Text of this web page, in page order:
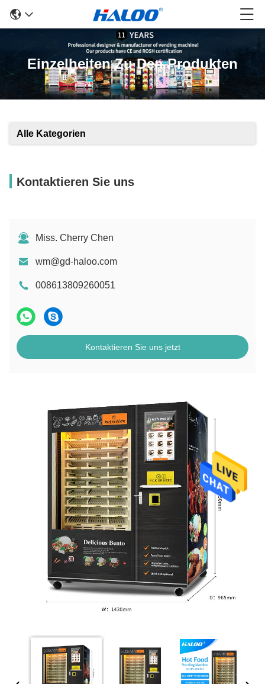
Einzelheiten Zu Den Produkten
Alle Kategorien
Kontaktieren Sie uns
Miss. Cherry Chen
wm@gd-haloo.com
008613809260051
Kontaktieren Sie uns jetzt